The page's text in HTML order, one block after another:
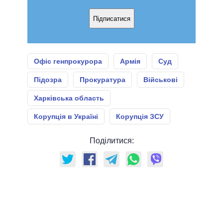
Підписатися
Офіс генпрокурора Армія Суд
Підозра Прокуратура Військові
Харківська область
Корупція в Україні Корупція ЗСУ
Поділитися: